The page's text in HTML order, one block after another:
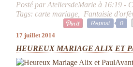
Posté par AteliersdeMarie à 16:19 -
Tags:carte mariage Fantaisie
Repost 0
17 juillet 2014
HEUREUX MARIAGE ALIX ET